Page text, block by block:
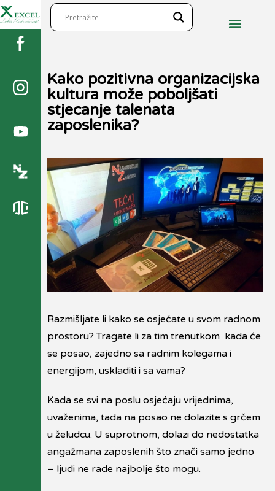
Kako pozitivna organizacijska
kultura može poboljšati
stjecanje talenata
zaposlenika?
Razmišljate li kako se osjećate u svom radnom
prostoru? Tragate li za tim trenutkom kada će
se posao, zajedno sa radnim kolegama i
energijom, uskladiti i sa vama?
Kada se svi na poslu osjećaju vrijednima,
uvaženima, tada na posao ne dolazite s grčem
u želudcu. U suprotnom, dolazi do nedostatka
angažmana zaposlenih što znači samo jedno
– ljudi ne rade najbolje što mogu.